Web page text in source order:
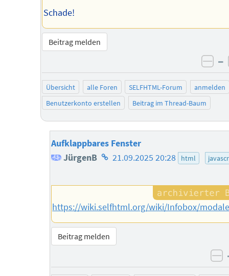
Schade!
Beitrag melden
–
Übersicht alle Foren SELFHTML-Forum
anmelden
Benutzerkonto erstellen
Beitrag im Thread-Baum
Aufklappbares Fenster
JürgenB Homepage
Autors
21.09.2025 20:28 html
https://wiki.selfhtml.org/wiki/Infobox/
Beitrag melden